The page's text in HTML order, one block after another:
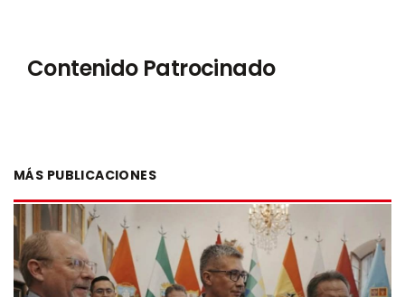
Contenido Patrocinado
MÁS PUBLICACIONES